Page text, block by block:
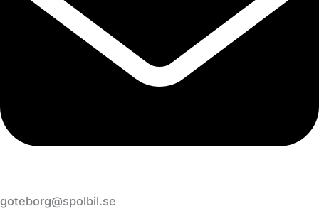
goteborg@spolbil.se